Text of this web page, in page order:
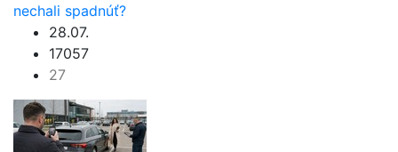
nechali spadnúť?
28.07.
17057
27